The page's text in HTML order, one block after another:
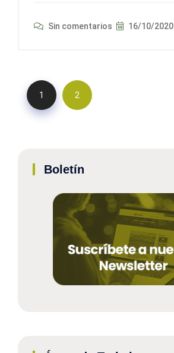
Sin comentarios 16/10/2020
1 2
Boletín